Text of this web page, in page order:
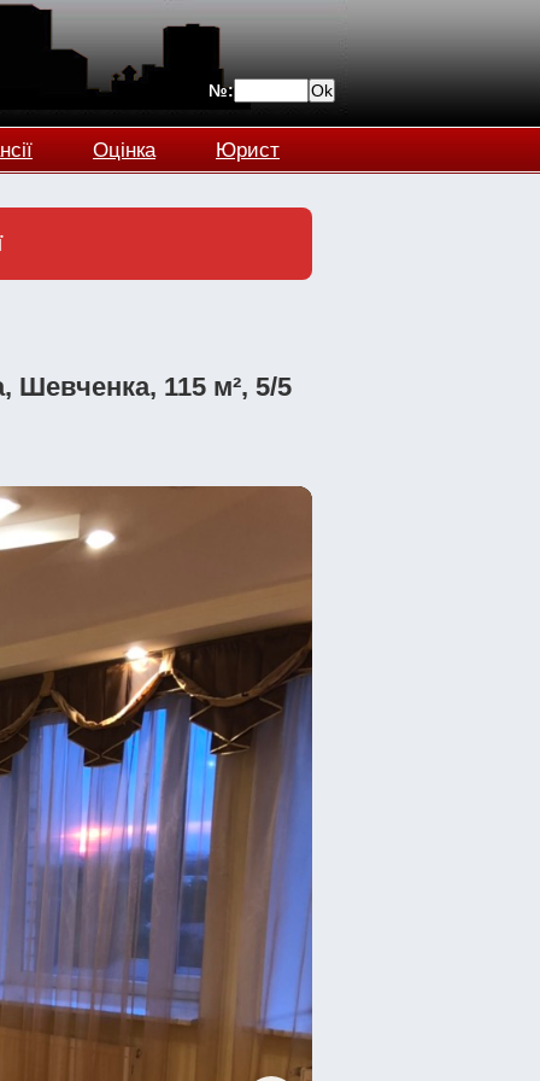
№:
Оцінка Юрист
Шевченка, 115 м², 5/5